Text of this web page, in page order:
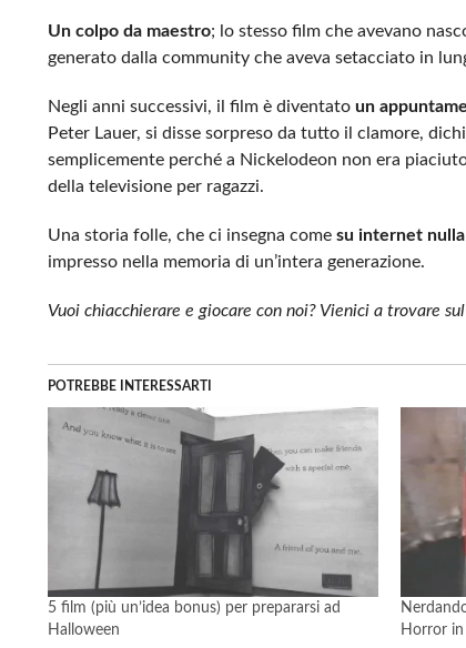
Un colpo da maestro; lo stesso film che avevano
generato dalla community che aveva setacciato in
Negli anni successivi, il film è diventato un
Peter Lauer, si disse sorpreso da tutto il clamore,
semplicemente perché a Nickelodeon non era
della televisione per ragazzi.
Una storia folle, che ci insegna come su internet
impresso nella memoria di un’intera generazione.
Vuoi chiacchierare e giocare con noi? Vienici a trovare
POTREBBE INTERESSARTI
5 film (più un’idea bonus) per prepararsi ad
Halloween
Horror